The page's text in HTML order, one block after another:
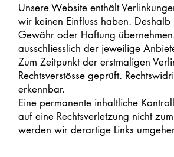
Unsere Website enthält
wir keinen Einfluss haben.
Gewähr oder Haftung
ausschliesslich der jeweilige
Zum Zeitpunkt der erstmaligen
Rechtsverstösse geprüft.
erkennbar.
Eine permanente inhaltliche
auf eine Rechtsverletzung nicht
werden wir derartige Links